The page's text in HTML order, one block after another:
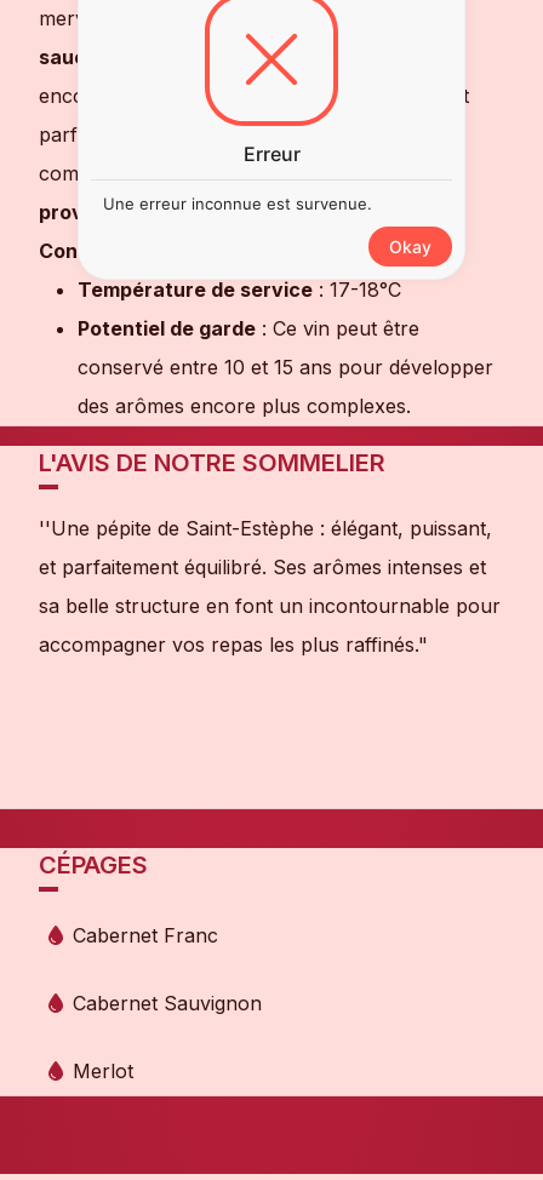
merveille des viandes rouges , un
sauce
côtelettes d’agneau grillées
encore des
fromages affinés
. Il est également
parfait pour sublimer des plats traditionnels
comme unboeuf bourguignonou unedaube
provençale.
Conseils de dégustation
Température de service : 17-18°C
Potentiel de garde : Ce vin peut être
conservé entre 10 et 15 ans pour développer
des arômes encore plus complexes.
L'AVIS DE NOTRE SOMMELIER
''Une pépite de Saint-Estèphe : élégant, puissant,
et parfaitement équilibré. Ses arômes intenses et
sa belle structure en font un incontournable pour
accompagner vos repas les plus raffinés."
CÉPAGES
Cabernet Franc
Cabernet Sauvignon
Merlot
Erreur
Une erreur inconnue est survenue.
Okay